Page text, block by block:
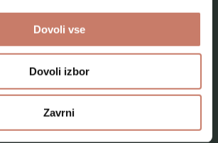
Dovoli vse
Dovoli izbor
Zavrni
odraslih